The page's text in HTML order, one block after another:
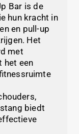
Bar is de
hun kracht in
en pull-up
Het
met
het een
biedt